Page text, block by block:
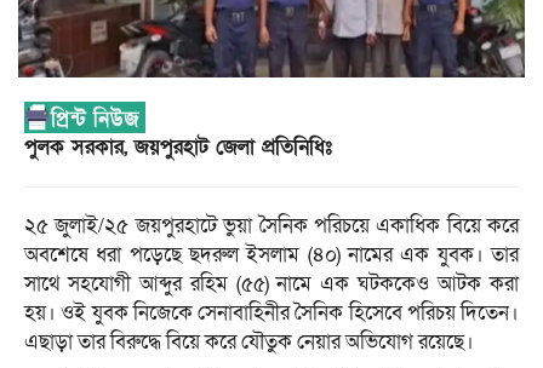
পুলক সরকার, জয়পুরহাট জেলা প্রতিনিধিঃ
২৫ জুলাই/২৫ জয়পুরহাটে ভুয়া সৈনিক পরিচয়ে একাধিক বিয়ে করে
অবশেষে ধরা পড়েছে ছদরুল ইসলাম (৪০) নামের এক যুবক। তার
সাথে সহযোগী আব্দুর রহিম (৫৫) নামে এক ঘটককেও আটক করা
হয়। ওই যুবক নিজেকে সেনাবাহিনীর সৈনিক হিসেবে পরিচয় দিতেন।
এছাড়া তার বিরুদ্ধে বিয়ে করে যৌতুক নেয়ার অভিযোগ রয়েছে।